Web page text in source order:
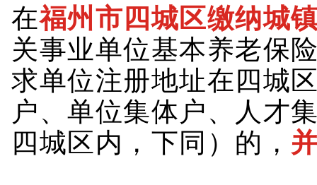
在福州市四城区缴纳城
关事业单位基本养老保
求单位注册地址在四城
户、单位集体户、人才
四城区内，下同）的，